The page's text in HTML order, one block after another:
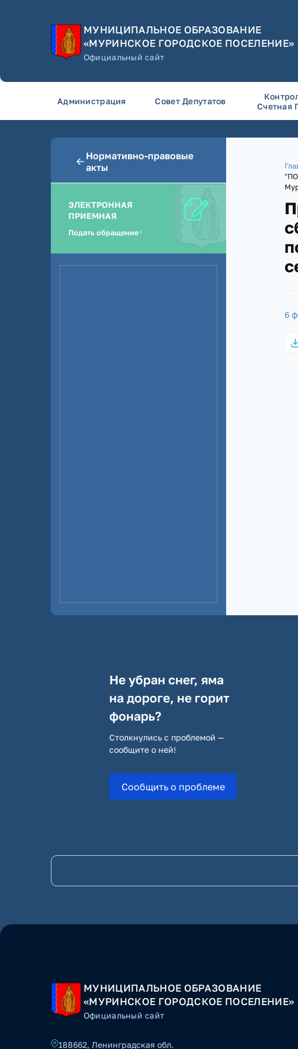
МУНИЦИПАЛЬНОЕ ОБРАЗОВАНИЕ
«МУРИНСКОЕ ГОРОДСКОЕ ПОСЕЛЕНИЕ»
Официальный сайт
Администрация Совет Депутатов
Счетная
Нормативно-правовые
акты
ЭЛЕКТРОННАЯ
ПРИЕМНАЯ
Подать обращение
6
Не убран снег, яма
на дороге, не горит
фонарь?
Столкнулись с проблемой —
сообщите о ней!
Сообщить о проблеме
МУНИЦИПАЛЬНОЕ ОБРАЗОВАНИЕ
«МУРИНСКОЕ ГОРОДСКОЕ ПОСЕЛЕНИЕ»
Официальный сайт
188662, Ленинградская обл.